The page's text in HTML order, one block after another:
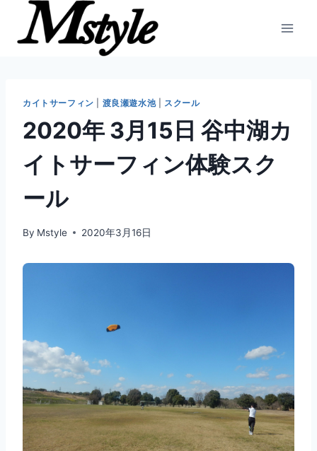
カイトサーフィン 渡良瀬遊水池| スクール
2020年 3月15日 谷中湖カ
イトサーフィン体験スク
ール
By Mstyle 2020年3月16日